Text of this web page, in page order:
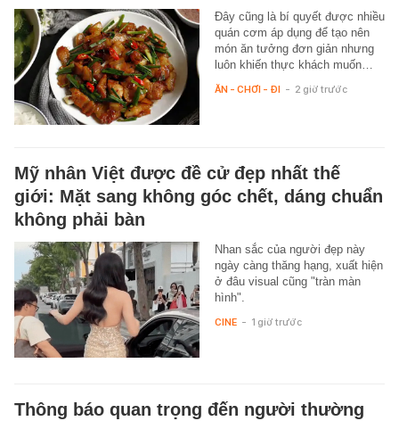
Đây cũng là bí quyết được nhiều
quán cơm áp dụng để tạo nên
món ăn tưởng đơn giản nhưng
luôn khiến thực khách muốn…
ĂN - CHƠI - ĐI - 2 giờ trước
Mỹ nhân Việt được đề cử đẹp nhất thế
giới: Mặt sang không góc chết, dáng chuẩn
không phải bàn
Nhan sắc của người đẹp này
ngày càng thăng hạng, xuất hiện
ở đâu visual cũng "tràn màn
hình".
CINE - 1 giờ trước
Thông báo quan trọng đến người thường